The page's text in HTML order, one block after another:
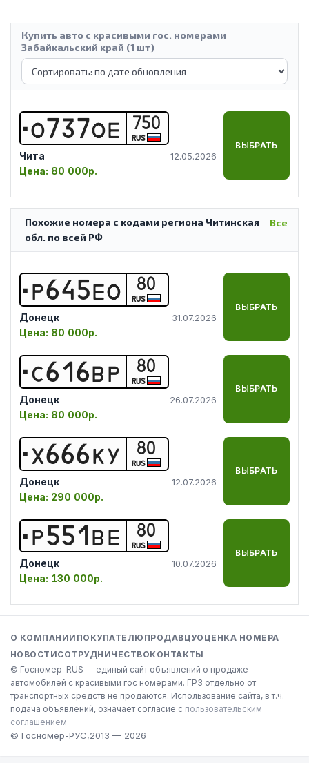
Купить авто с красивыми гос. номерами
Забайкальский край (1 шт)
О737ОЕ 750
RUS
Чита 12.05.2026
Цена: 80 000р.
ВЫБРАТЬ
Все
Похожие номера с кодами региона Читинская
обл. по всей РФ
Р645ЕО 80
RUS
Донецк 31.07.2026
Цена: 80 000р.
ВЫБРАТЬ
С61 6В Р 80
RUS
Донецк 26.07.2026
Цена: 80 000р.
ВЫБРАТЬ
Х666КУ 80
RUS
Донецк 12.07.2026
Цена: 290 000р.
ВЫБРАТЬ
Р551 В Е 80
RUS
Донецк 10.07.2026
Цена: 130 000р.
ВЫБРАТЬ
© Госномер-RUS — единый сайт объявлений о продаже
автомобилей с красивыми гос номерами. ГРЗ отдельно от
транспортных средств не продаются. Использование сайта, в т.ч.
подача объявлений, означает согласие с пользовательским
соглашением
О КОМПАНИИ ПОКУПАТЕЛЮ ПРОДАВЦУОЦЕНКА НОМЕРА
НОВОСТИСОТРУДНИЧЕСТВОКОНТАКТЫ
© Госномер-РУС,2013 — 2026